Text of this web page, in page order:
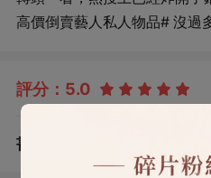
高價倒賣藝人私人物品# 沒過
評分： 5.0
書評